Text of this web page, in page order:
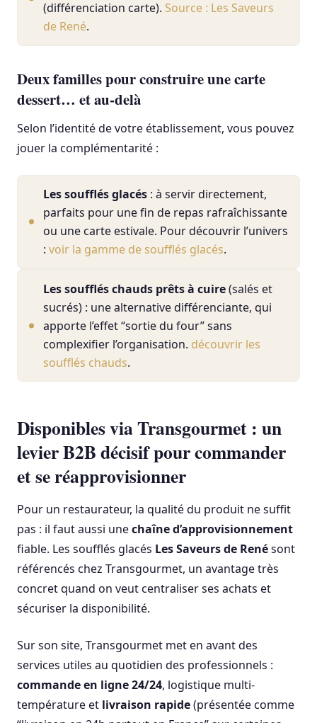
(différenciation carte). Source : Les Saveurs
de René.
Deux familles pour construire une carte
dessert… et au-delà
Selon l’identité de votre établissement, vous pouvez
jouer la complémentarité :
Les soufflés glacés : à servir directement,
parfaits pour une fin de repas rafraîchissante
ou une carte estivale. Pour découvrir l’univers
: voir la gamme de soufflés glacés.
Les soufflés chauds prêts à cuire(salés et
sucrés) : une alternative différenciante, qui
apporte l’effet “sortie du four” sans
complexifier l’organisation. découvrir les
soufflés chauds.
Disponibles via Transgourmet : un
levier B2B décisif pour commander
et se réapprovisionner
Pour un restaurateur, la qualité du produit ne suffit
pas : il faut aussi unechaîne d’approvisionnement
fiable. Les soufflés glacés Les Saveurs de Renésont
référencés chez Transgourmet, un avantage très
concret quand on veut centraliser ses achats et
sécuriser la disponibilité.
Sur son site, Transgourmet met en avant des
services utiles au quotidien des professionnels :
commande en ligne 24/24, logistique multi-
température et livraison rapide(présentée comme